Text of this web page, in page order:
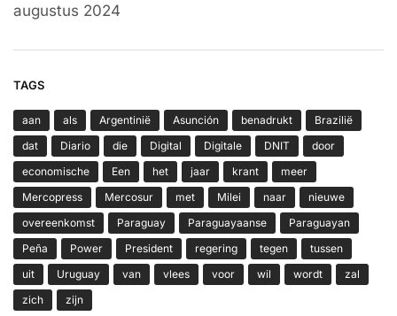
augustus 2024
TAGS
aan als Argentinië Asunción benadrukt
Brazilië
dat
Diario die Digital Digitale DNIT
door
economische
Een het jaar krant
meer
Mercopress
Mercosur met Milei naar
nieuwe
overeenkomst
Paraguay Paraguayaanse
Paraguayan
Peña
Power President regering tegen
tussen
uit
Uruguay van vlees voor wil wordt
zal
zich
zijn